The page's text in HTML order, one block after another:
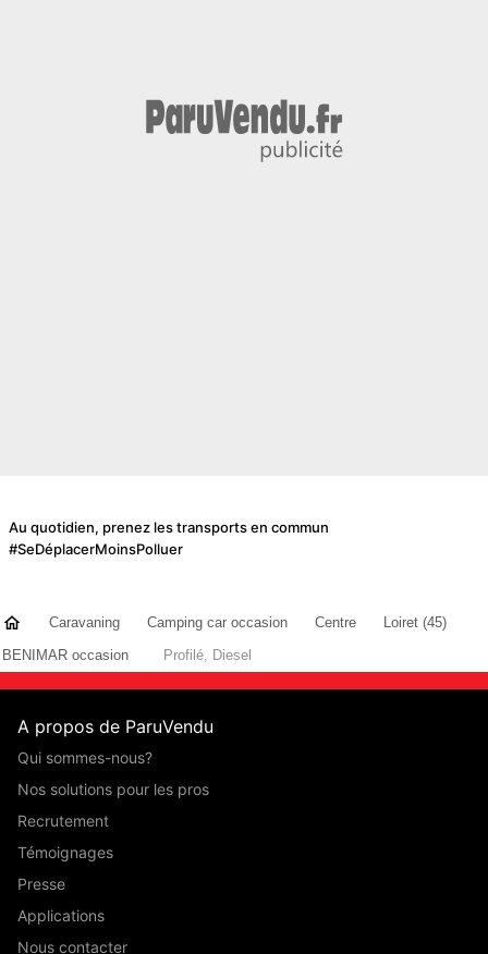
Au quotidien, prenez les transports en commun
#SeDéplacerMoinsPolluer
Caravaning Camping car occasion Centre
Loiret (45)
BENIMAR occasion
Profilé, Diesel
A propos de ParuVendu
Qui sommes-nous?
Nos solutions pour les pros
Recrutement
Témoignages
Presse
Applications
Nous contacter